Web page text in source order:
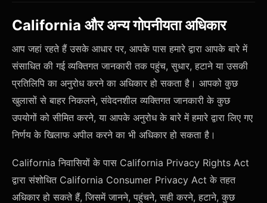
California और अन्य गोपनीयता अधिकार
आप जहां रहते हैं उसके आधार पर, आपके पास हमारे द्वारा आपके बारे में
संसाधित की गई व्यक्तिगत जानकारी तक पहुंच, सुधार, हटाने या उसकी
प्रतिलिपि का अनुरोध करने का अधिकार हो सकता है। आपको कुछ
खुलासों से बाहर निकलने, संवेदनशील व्यक्तिगत जानकारी के कुछ
उपयोगों को सीमित करने, या आपके अनुरोध के बारे में हमारे द्वारा लिए गए
निर्णय के खिलाफ अपील करने का भी अधिकार हो सकता है।
California निवासियों के पास California Privacy Rights Act
द्वारा संशोधित California Consumer Privacy Act के तहत
अधिकार हो सकते हैं, जिसमें जानने, पहुंचने, सही करने, हटाने, कुछ